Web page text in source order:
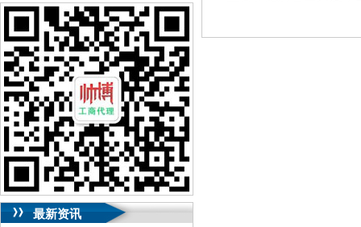
可加急服务哦！（最快可1工作日）
可代理开银行账户！（我们有长期合作的
银行，可免银行年费用）
咨询热线：023-63653351/63653355、
13320337068、13368080804，一通电话，
优惠多多！
咨询QQ：1063653355、1163653355、
1263653355
023-63653351/63653355、送资料）可加急
无论注资金多少，公章、咨询
QQ：13368080804， （最快可1工作日）
可代理开银行账户！
包干价300！税务登记证、一通电话，
最新资讯